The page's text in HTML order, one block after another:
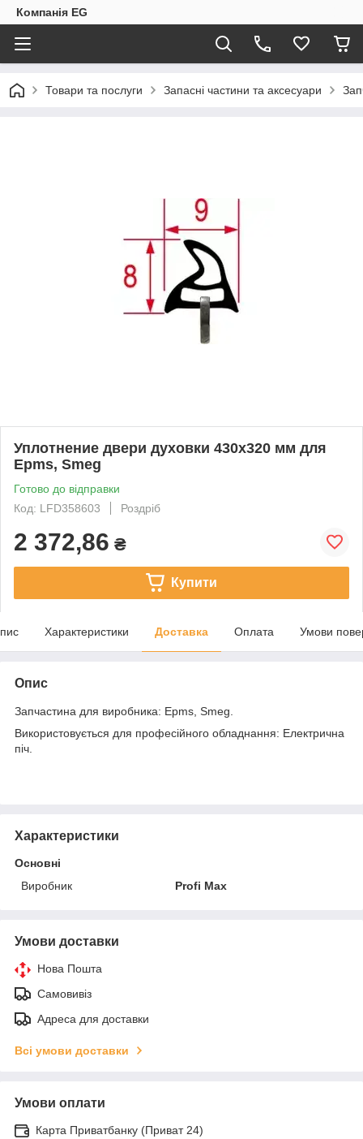
Компанія EG
Товари та послуги Запасні частини та аксесуари
Уплотнение двери духовки 430x320 мм для
Epms, Smeg
Готово до відправки
Код: LFD358603
Роздріб
2 372,86 ₴
Купити
Характеристики Доставка Оплата Умови
Опис
Запчастина для виробника: Epms, Smeg.
Використовується для професійного обладнання: Електрична
піч.
Характеристики
Основні
Виробник
Profi Max
Умови доставки
Нова Пошта
Самовивіз
Адреса для доставки
Всі умови доставки
Умови оплати
Карта Приватбанку (Приват 24)